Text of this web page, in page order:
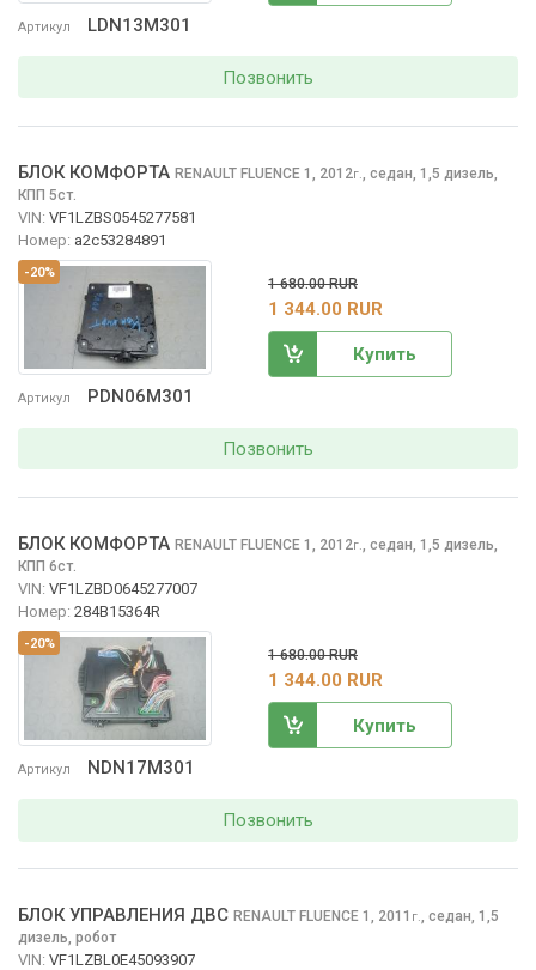
Артикул LDN13M301
Позвонить
-20%
Артикул PDN06M301
БЛОК КОМФОРТА RENAULT FLUENCE 1, 2012г., седан, 1,5 дизель,
КПП 5ст.
VIN: VF1LZBS0545277581
Номер: a2c53284891
1 680.00 RUR
1 344.00 RUR
Купить
Позвонить
-20%
Артикул NDN17M301
БЛОК КОМФОРТА RENAULT FLUENCE 1, 2012г., седан, 1,5 дизель,
КПП 6ст.
VIN: VF1LZBD0645277007
Номер: 284B15364R
1 680.00 RUR
1 344.00 RUR
Купить
Позвонить
БЛОК УПРАВЛЕНИЯ ДВС RENAULT FLUENCE 1, 2011 г., седан, 1,5
дизель, робот
VIN: VF1LZBL0E45093907